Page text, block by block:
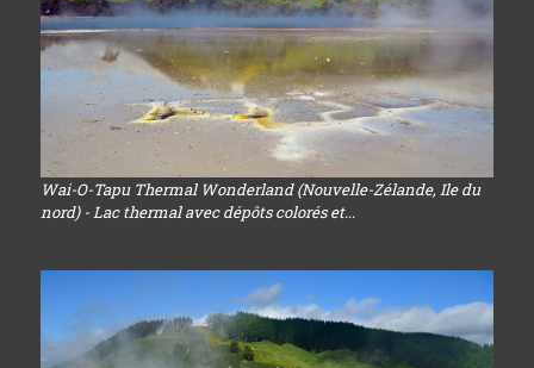
Wai-O-Tapu Thermal Wonderland (Nouvelle-Zélande, Ile du
nord) - Lac thermal avec dépôts colorés et...